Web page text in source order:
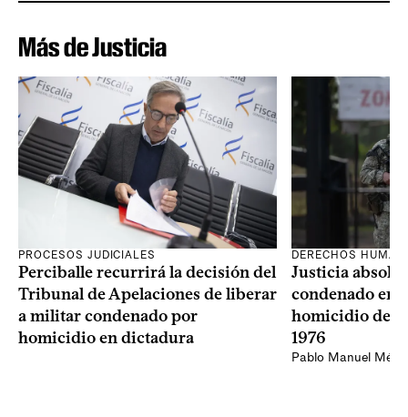
Más de Justicia
PROCESOS JUDICIALES
Perciballe recurrirá la decisión del
Tribunal de Apelaciones de liberar
a militar condenado por
homicidio en dictadura
DERECHOS
Justicia
condenado en
homicidio de
1976
Pablo Manuel